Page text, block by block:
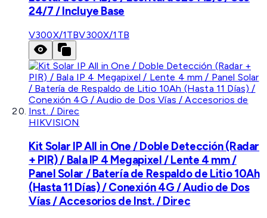
24/7 / Incluye Base
V300X/1TBV300X/1TB
HIKVISION
Kit Solar IP All in One / Doble Detección (Radar
+ PIR) / Bala IP 4 Megapixel / Lente 4 mm /
Panel Solar / Batería de Respaldo de Litio 10Ah
(Hasta 11 Días) / Conexión 4G / Audio de Dos
Vías / Accesorios de Inst. / Direc